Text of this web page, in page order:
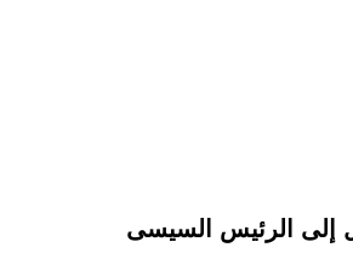
إلى الرئيس السيسى